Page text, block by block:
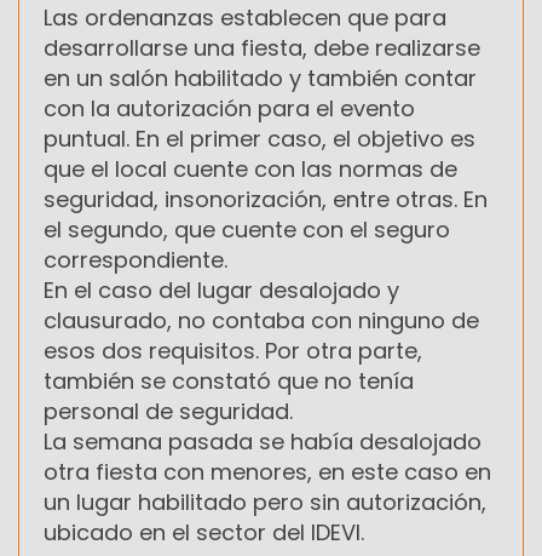
Las ordenanzas establecen que para
desarrollarse una fiesta, debe realizarse
en un salón habilitado y también contar
con la autorización para el evento
puntual. En el primer caso, el objetivo es
que el local cuente con las normas de
seguridad, insonorización, entre otras. En
el segundo, que cuente con el seguro
correspondiente.
En el caso del lugar desalojado y
clausurado, no contaba con ninguno de
esos dos requisitos. Por otra parte,
también se constató que no tenía
personal de seguridad.
La semana pasada se había desalojado
otra fiesta con menores, en este caso en
un lugar habilitado pero sin autorización,
ubicado en el sector del IDEVI.